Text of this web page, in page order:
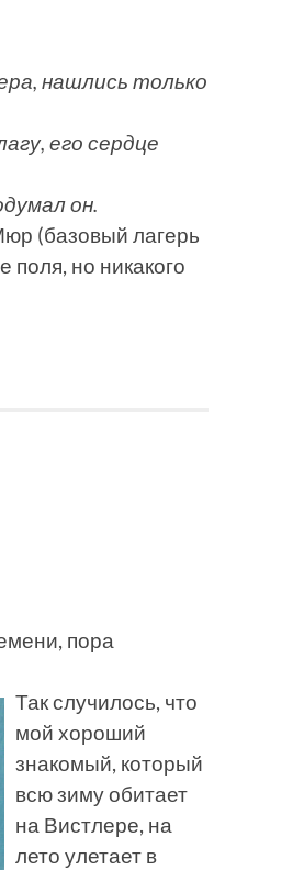
нашлись только
его сердце
он.
(базовый лагерь
поля, но никакого
пора
Так случилось, что
мой хороший
знакомый, который
всю зиму обитает
на Вистлере, на
лето улетает в